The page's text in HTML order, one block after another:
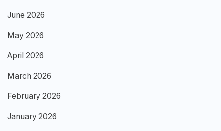
June 2026
May 2026
April 2026
March 2026
February 2026
January 2026